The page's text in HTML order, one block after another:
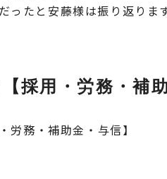
たと安藤様は振り返ります
採用・労務・補助